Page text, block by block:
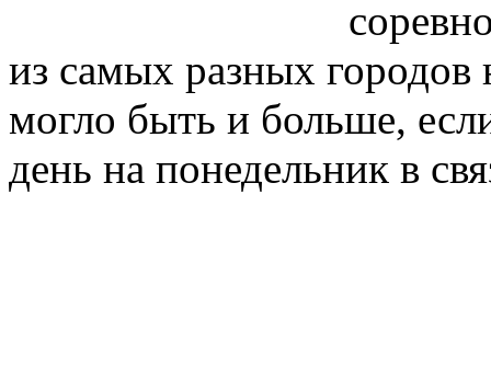
из самых разных
могло быть и больше,
день на понедельник в